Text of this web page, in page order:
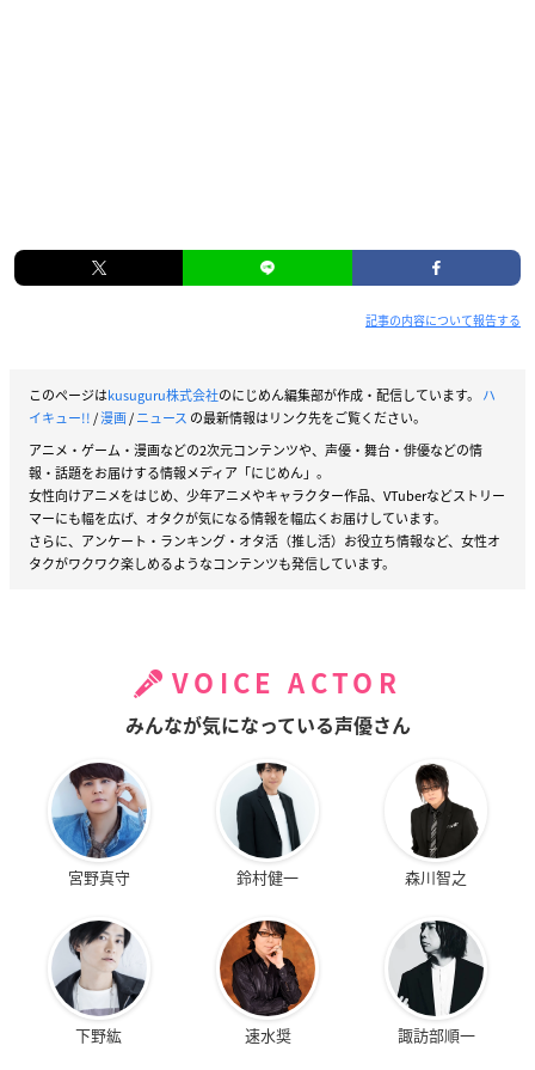
記事の内容について報告する
このページはkusuguru株式会社のにじめん編集部が作成・配信しています。 ハ
イキュー!!/漫画/ニュース の最新情報はリンク先をご覧ください。
アニメ・ゲーム・漫画などの2次元コンテンツや、声優・舞台・俳優などの情
報・話題をお届けする情報メディア「にじめん」。
女性向けアニメをはじめ、少年アニメやキャラクター作品、VTuberなどストリー
マーにも幅を広げ、オタクが気になる情報を幅広くお届けしています。
さらに、アンケート・ランキング・オタ活（推し活）お役立ち情報など、女性オ
タクがワクワク楽しめるようなコンテンツも発信しています。
VOICE ACTOR
みんなが気になっている声優さん
宮野真守 鈴村健一 森川智之
下野紘 速水奨 諏訪部順一